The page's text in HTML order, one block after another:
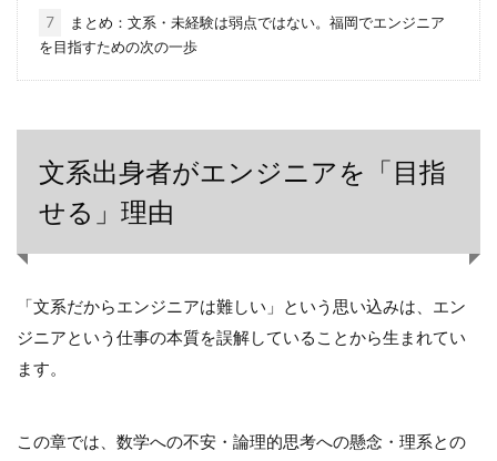
7
まとめ：文系・未経験は弱点ではない。福岡でエンジニア
を目指すための次の一歩
文系出身者がエンジニアを「目指
せる」理由
「文系だからエンジニアは難しい」という思い込みは、エン
ジニアという仕事の本質を誤解していることから生まれてい
ます。
この章では、数学への不安・論理的思考への懸念・理系との